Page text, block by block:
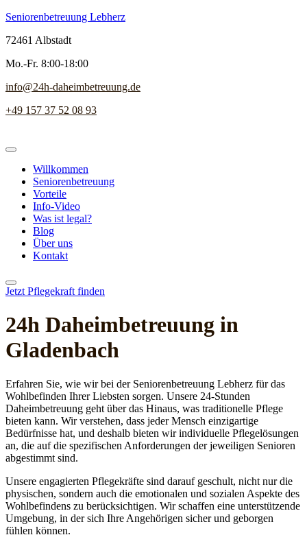
Seniorenbetreuung Lebherz
72461 Albstadt
Mo.-Fr. 8:00-18:00
info@24h-daheimbetreuung.de
+49 157 37 52 08 93
Willkommen
Seniorenbetreuung
Vorteile
Info-Video
Was ist legal?
Blog
Über uns
Kontakt
Jetzt Pflegekraft finden
24h Daheim­betreuung in
Gladenbach
Erfahren Sie, wie wir bei der Seniorenbetreuung Lebherz für das
Wohlbefinden Ihrer Liebsten sorgen. Unsere 24-Stunden
Daheimbetreuung geht über das Hinaus, was traditionelle Pflege
bieten kann. Wir verstehen, dass jeder Mensch einzigartige
Bedürfnisse hat, und deshalb bieten wir individuelle Pflegelösungen
an, die auf die spezifischen Anforderungen der jeweiligen Senioren
abgestimmt sind.
Unsere engagierten Pflegekräfte sind darauf geschult, nicht nur die
physischen, sondern auch die emotionalen und sozialen Aspekte des
Wohlbefindens zu berücksichtigen. Wir schaffen eine unterstützende
Umgebung, in der sich Ihre Angehörigen sicher und geborgen
fühlen können.